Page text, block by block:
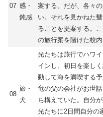
07 感・
鈍感
案する。だが、各々
い。それを見かねた
ることを提案する。
の旅行案を賭けた校
08
旅・
犬
光たちは旅行でハワ
インし、初日を楽し
動して海を満喫する
竜の父の会社がお世
ち構えていた。自分
光たちに2日間自分の